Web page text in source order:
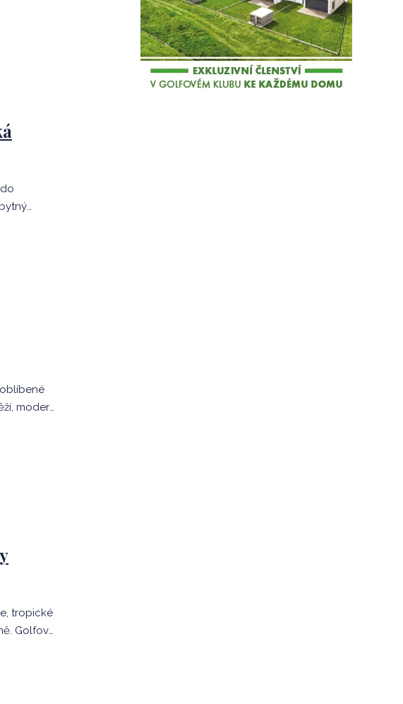
cítit se v
moderní
tropické
Golfová
na